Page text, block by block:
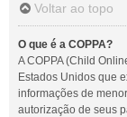
Voltar ao topo
O que é a COPPA?
A COPPA (Child
Estados Unidos que
informações de
autorização de seus